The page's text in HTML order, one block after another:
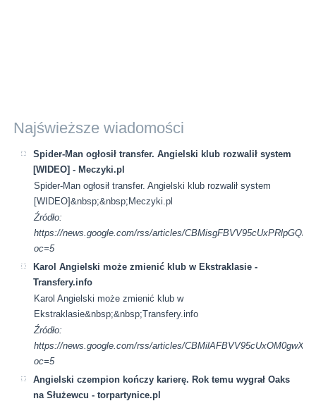
Najświeższe wiadomości
Spider-Man ogłosił transfer. Angielski klub rozwalił system
[WIDEO] - Meczyki.pl
Spider-Man ogłosił transfer. Angielski klub rozwalił system
[WIDEO]&nbsp;&nbsp;Meczyki.pl
Źródło:
https://news.google.com/rss/articles/
oc=5
Karol Angielski może zmienić klub w Ekstraklasie -
Transfery.info
Karol Angielski może zmienić klub w
Ekstraklasie&nbsp;&nbsp;Transfery.info
Źródło:
https://news.google.com/rss/articles/
oc=5
Angielski czempion kończy karierę. Rok temu wygrał Oaks
na Służewcu - torpartynice.pl